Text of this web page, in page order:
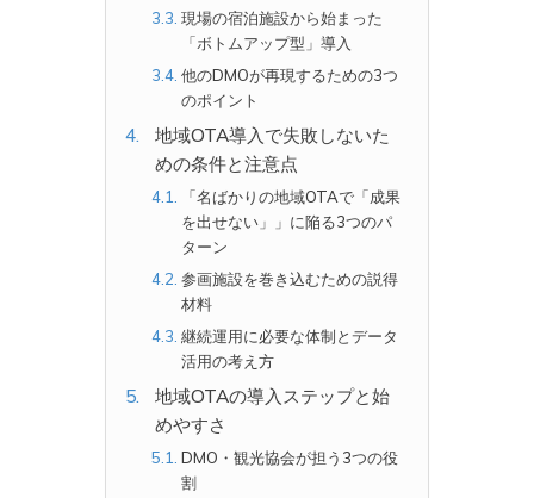
現場の宿泊施設から始まった
「ボトムアップ型」導入
他のDMOが再現するための3つ
のポイント
地域OTA導入で失敗しないた
めの条件と注意点
「名ばかりの地域OTAで「成果
を出せない」」に陥る3つのパ
ターン
参画施設を巻き込むための説得
材料
継続運用に必要な体制とデータ
活用の考え方
地域OTAの導入ステップと始
めやすさ
DMO・観光協会が担う3つの役
割